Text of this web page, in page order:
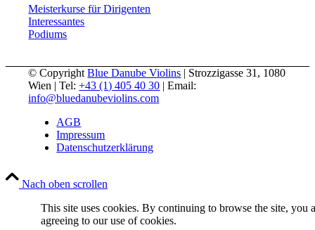
Meisterkurse für Dirigenten
Interessantes
Podiums
© CopyrightBlue Danube Violins | Strozzigasse 31, 1080
Wien | Tel:+43 (1) 405 40 30 | Email:
info@bluedanubeviolins.com
AGB
Impressum
Datenschutzerklärung
Nach oben scrollen
This site uses cookies. By continuing to browse the site, you
agreeing to our use of cookies.